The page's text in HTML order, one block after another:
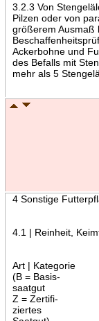
3.2.3 Von
Pilzen oder von
größerem Ausmaß
Ackerbohne und
des Befalls mit
mehr als 5
4 Sonstige
4.1 | Reinheit,
Art | Kategorie
(B = Basis-
saatgut
Z = Zertifi-
ziertes